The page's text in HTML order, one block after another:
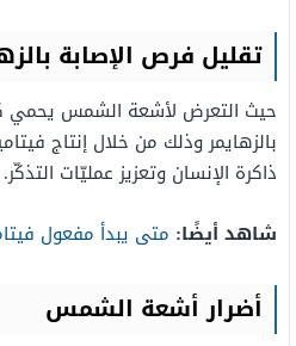
تقليل فرص الإصابة
حيث التعرض لأشعة الشمس يحمي
بالزهايمر وذلك من خلال إنتاج
ذاكرة الإنسان وتعزيز عمليّات التذكّر.
شاهد أيضًا: متى يبدأ مفعول فيتامين
أضرار أشعة الشمس